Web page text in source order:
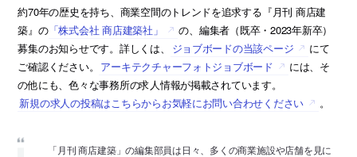
約70年の歴史を持ち、商業空間のトレンドを追求する『月刊 商店建
築』の「株式会社 商店建築社」
の、編集者（既卒・2023年新卒）
募集のお知らせです。詳しくは、
ジョブボードの当該ページ
にて
ご確認ください。 アーキテクチャーフォトジョブボード
には、そ
の他にも、色々な事務所の求人情報が掲載されています。
新規の求人の投稿はこちらからお気軽にお問い合わせください
。
「月刊 商店建築」の編集部員は日々、多くの商業施設や店舗を見に